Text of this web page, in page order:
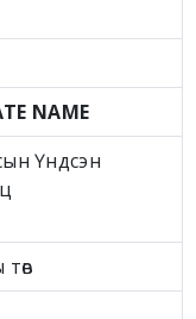
NAME
Үндсэн